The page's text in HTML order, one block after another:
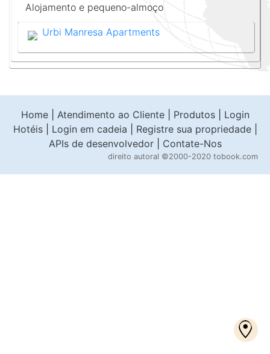
Alojamento e pequeno-almoço
Urbi Manresa Apartments
Home| Atendimento ao Cliente| Produtos| Login
Hotéis| Login em cadeia Registre sua propriedade|
APIs de desenvolvedor| Contate-Nos
direito autoral ©2000-2020 tobook.com